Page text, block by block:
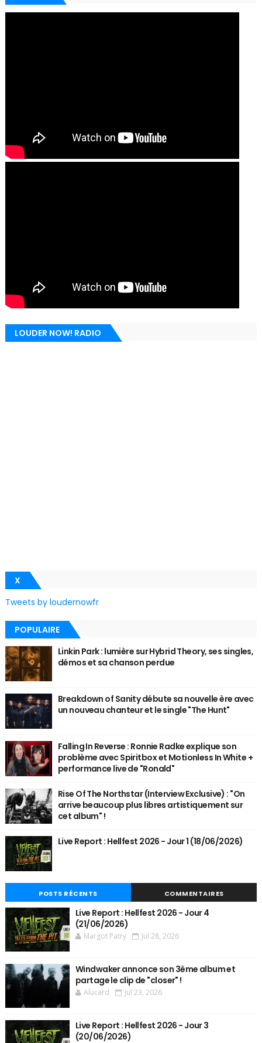
LOUDER NOW! RADIO
X
Tweets by loudernowfr
POPULAIRE
Linkin Park : lumière sur Hybrid Theory, ses singles,
démos et sa chanson perdue
Breakdown of Sanity débute sa nouvelle ère avec
un nouveau chanteur et le single "The Hunt"
Falling In Reverse : Ronnie Radke explique son
problème avec Spiritbox et Motionless In White +
performance live de "Ronald"
Rise Of The Northstar (Interview Exclusive) : "On
arrive beaucoup plus libres artistiquement sur
cet album" !
Live Report : Hellfest 2026 - Jour 1 (18/06/2026)
POSTS RÉCENTS COMMENTAIRES
Live Report : Hellfest 2026 - Jour 4
(21/06/2026)
Margot Patry Jul 28, 2026
Windwaker annonce son 3ème album et
partage le clip de "closer" !
Alucard Jul 23, 2026
Live Report : Hellfest 2026 - Jour 3
(20/06/2026)